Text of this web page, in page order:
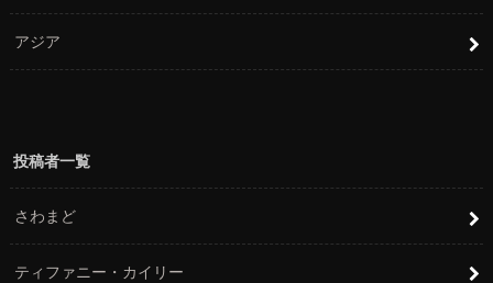
アジア
投稿者一覧
さわまど
ティファニー・カイリー